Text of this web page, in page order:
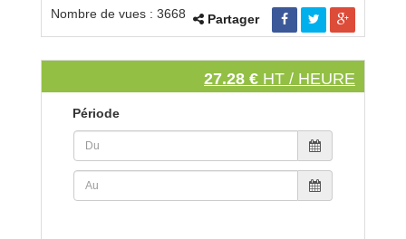
Nombre de vues : 3668 Partager
27.28 € HT / HEURE
Période